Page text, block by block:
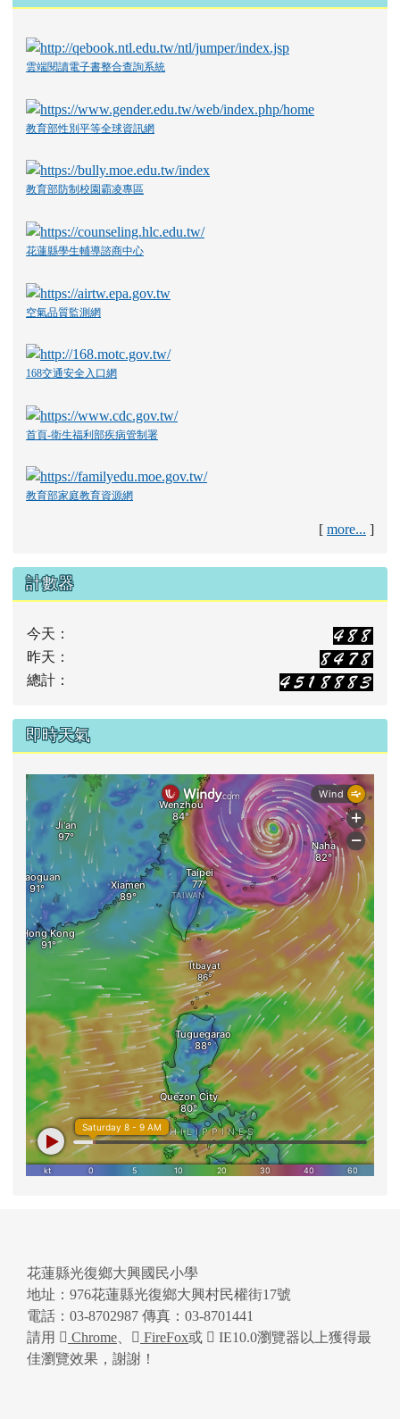
雲端閱讀電子書整合查詢系統
教育部性別平等全球資訊網
教育部防制校園霸凌專區
花蓮縣學生輔導諮商中心
空氣品質監測網
168交通安全入口網
首頁-衛生福利部疾病管制署
教育部家庭教育資源網
[ more... ]
計數器
今天：
昨天：
總計：
即時天氣
花蓮縣光復鄉大興國民小學
地址：976花蓮縣光復鄉大興村民權街17號
電話：03-8702987 傳真：03-8701441
請用
Chrome FireFox或
IE10.0瀏覽器以上獲得最
佳瀏覽效果，謝謝！